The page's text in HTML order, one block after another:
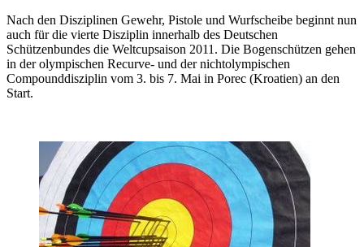
Nach den Disziplinen Gewehr, Pistole und Wurfscheibe beginnt nun
auch für die vierte Disziplin innerhalb des Deutschen
Schützenbundes die Weltcupsaison 2011. Die Bogenschützen gehen
in der olympischen Recurve- und der nichtolympischen
Compounddisziplin vom 3. bis 7. Mai in Porec (Kroatien) an den
Start.